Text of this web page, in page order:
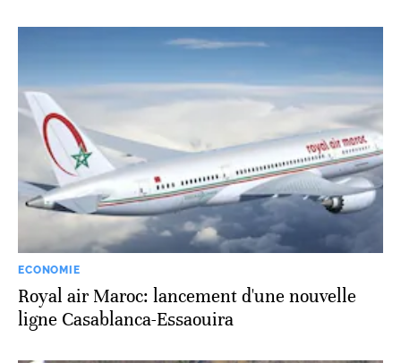
ECONOMIE
Royal air Maroc: lancement d'une nouvelle
ligne Casablanca-Essaouira